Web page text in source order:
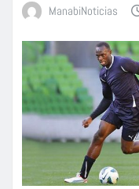
ManabiNoticias